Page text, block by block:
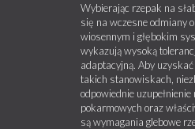
Wybierając rzepak na
się na wczesne odmiany
wiosennym i głębokim
wykazują wysoką
adaptacyjną. Aby
takich stanowiskach,
odpowiednie
pokarmowych oraz
są wymagania glebowe